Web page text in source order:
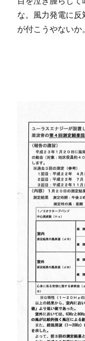
な。風力発電に
が付こうやないか